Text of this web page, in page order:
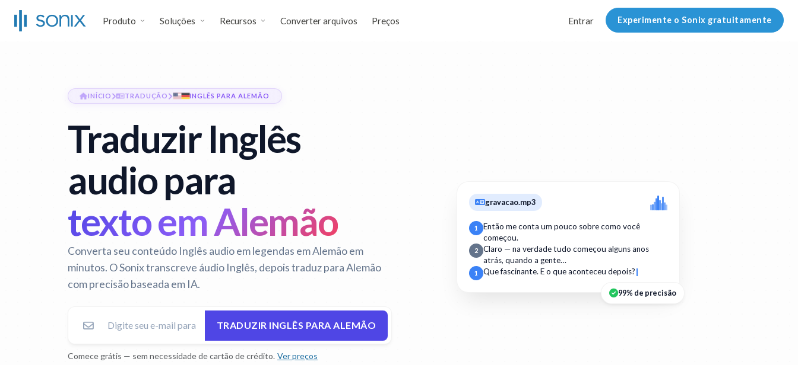
Produto Soluções Recursos Converter arquivos Preços Entrar Experimente o Sonix gratuitamente
INÍCIO TRADUÇÃO INGLÊS PARA ALEMÃO
Traduzir Inglês
audio para
texto em Alemão
Converta seu conteúdo Inglês audio em legendas em Alemão em
minutos. O Sonix transcreve áudio Inglês, depois traduz para Alemão
com precisão baseada em IA.
TRADUZIR INGLÊS PARA ALEMÃO
Comece grátis — sem necessidade de cartão de crédito. Ver preços
gravacao.mp3
1
Então me conta um pouco sobre como você
começou.
2
Claro — na verdade tudo começou alguns anos
atrás, quando a gente…
1 Que fascinante. E o que aconteceu depois?
99% de precisão